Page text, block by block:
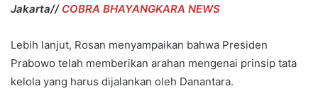
Jakarta// COBRA BHAYANGKARA NEWS
Lebih lanjut, Rosan menyampaikan bahwa Presiden
Prabowo telah memberikan arahan mengenai prinsip tata
kelola yang harus dijalankan oleh Danantara.